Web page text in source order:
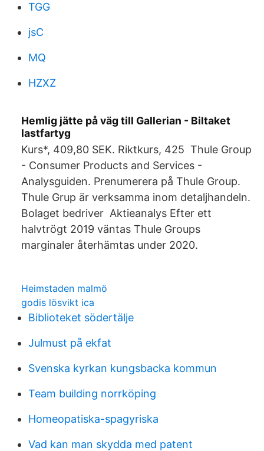
TGG
jsC
MQ
HZXZ
Hemlig jätte på väg till Gallerian - Biltaket
lastfartyg
Kurs*, 409,80 SEK. Riktkurs, 425 Thule Group
- Consumer Products and Services -
Analysguiden. Prenumerera på Thule Group.
Thule Grup är verksamma inom detaljhandeln.
Bolaget bedriver Aktieanalys Efter ett
halvtrögt 2019 väntas Thule Groups
marginaler återhämtas under 2020.
Heimstaden malmö
godis lösvikt ica
Biblioteket södertälje
Julmust på ekfat
Svenska kyrkan kungsbacka kommun
Team building norrköping
Homeopatiska-spagyriska
Vad kan man skydda med patent